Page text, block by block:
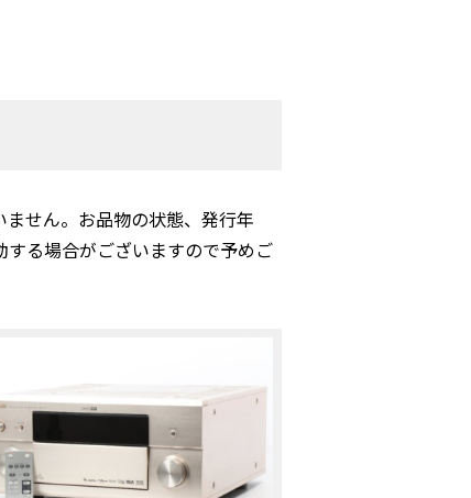
せん。お品物の状態、発行年
る場合がございますので予めご